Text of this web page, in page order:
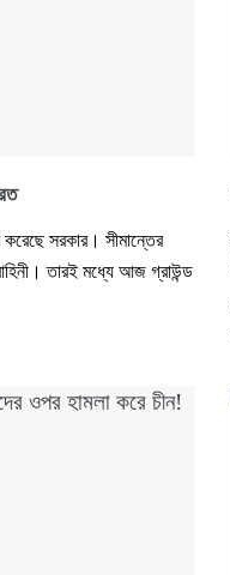
করেছে সরকার। সীমান্তের
তারই মধ্যে আজ গ্রাউন্ড